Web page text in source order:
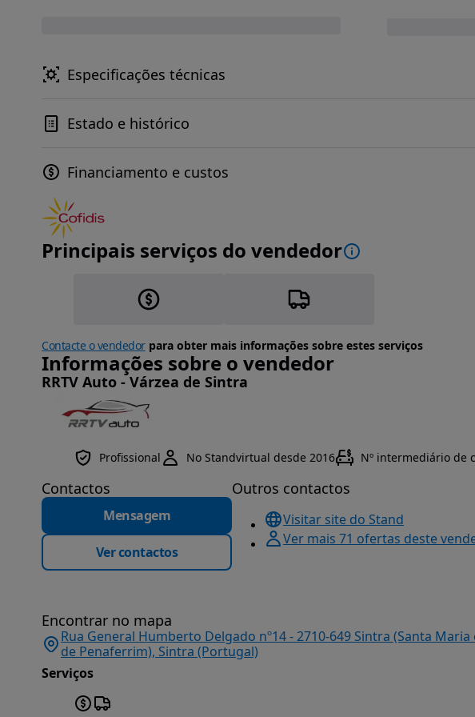
Especificações técnicas
Estado e histórico
Financiamento e custos
Principais serviços do vendedor
Contacte o vendedorpara obter mais informações sobre estes serviços
Informações sobre o vendedor
RRTV Auto - Várzea de Sintra
Profissional No Standvirtual desde 2016 Nº intermediário de
Contactos
Mensagem
Ver contactos
Outros contactos
Visitar site do Stand
Ver mais 71 ofertas deste
Encontrar no mapa
Rua General Humberto Delgado nº14 - 2710-649 Sintra (Santa
de Penaferrim), Sintra (Portugal)
Serviços